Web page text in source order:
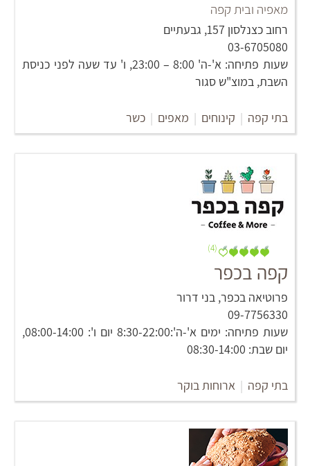
מאפיה ובית קפה
רחוב כצנלסון 157, גבעתיים
03-6705080
שעות פתיחה: א'-ה' 8:00 – 23:00, ו' עד שעה לפני כניסת
השבת, במוצ"ש סגור
בתי קפה | קינוחים | מאפים | כשר
(4)
קפה בכפר
פרוטיאה בכפר, בני דרור
09-7756330
שעות פתיחה: ימים א'-ה':8:30-22:00 יום ו': 08:00-14:00,
יום שבת: 08:30-14:00
בתי קפה | ארוחות בוקר